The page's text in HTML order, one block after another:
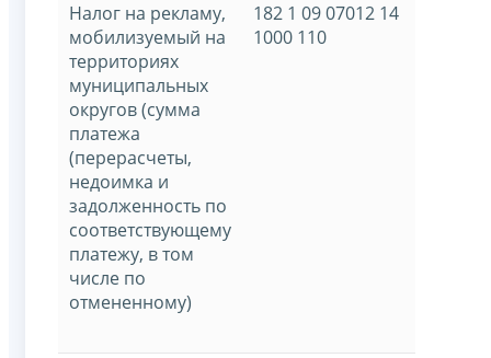
Налог на рекламу,
мобилизуемый на
территориях
муниципальных
округов (сумма
платежа
(перерасчеты,
недоимка и
задолженность по
соответствующему
платежу, в том
числе по
отмененному)
182 1 09 07012 14
1000 110